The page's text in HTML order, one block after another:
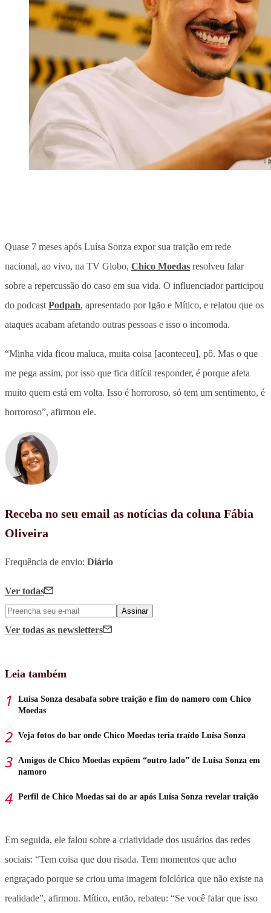
Quase 7 meses após Luísa Sonza expor sua traição em rede
nacional, ao vivo, na TV Globo, Chico Moedas resolveu falar
sobre a repercussão do caso em sua vida. O influenciador participou
do podcast Podpah, apresentado por Igão e Mítico, e relatou que os
ataques acabam afetando outras pessoas e isso o incomoda.
“Minha vida ficou maluca, muita coisa [aconteceu], pô. Mas o que
me pega assim, por isso que fica difícil responder, é porque afeta
muito quem está em volta. Isso é horroroso, só tem um sentimento, é
horroroso”, afirmou ele.
Receba no seu email as notícias da coluna Fábia
Oliveira
Frequência de envio: Diário
Ver todas
Assinar
Ver todas as newsletters
Leia também
Luísa Sonza desabafa sobre traição e fim do namoro com Chico
Moedas
Veja fotos do bar onde Chico Moedas teria traído Luísa Sonza
Amigos de Chico Moedas expõem “outro lado” de Luísa Sonza em
namoro
Perfil de Chico Moedas sai do ar após Luísa Sonza revelar traição
Em seguida, ele falou sobre a criatividade dos usuários das redes
sociais: “Tem coisa que dou risada. Tem momentos que acho
engraçado porque se criou uma imagem folclórica que não existe na
realidade”, afirmou. Mítico, então, rebateu: “Se você falar que isso